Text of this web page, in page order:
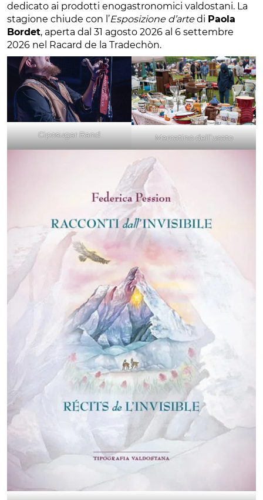
dedicato ai prodotti enogastronomici valdostani. La
stagione chiude con l’Esposizione d’artedi Paola
Bordet, aperta dal 31 agosto 2026 al 6 settembre
2026 nel Racard de la Tradechòn.
Ciposugar Band Mercatino dell’usato